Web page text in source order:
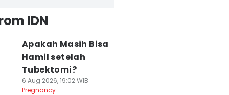
IDN
Apakah Masih Bisa
Hamil setelah
Tubektomi?
6 Aug 2026, 19:02 WIB
Pregnancy